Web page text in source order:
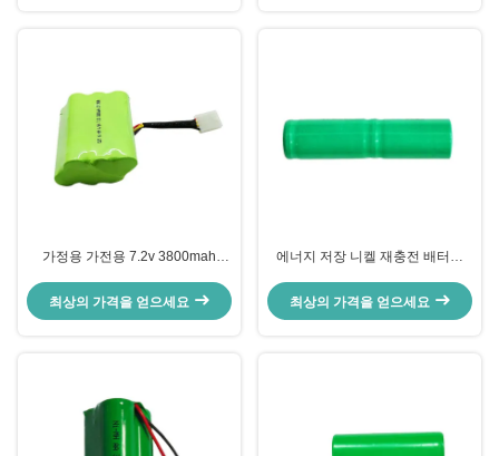
가정용 가전용 7.2v 3800mah
최상의 가격을 얻으세요
에너지 저장 니켈 재충전 배터리
최상의 가격을 얻으세요